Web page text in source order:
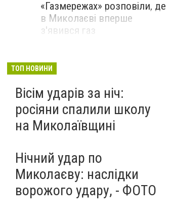
«Газмережах» розповіли, де
в Миколаєві вперше
з'явився газ
Миколаєві 2026: шукаємо
перезавантаження
ПАРТНЕРСЬКИЙ СПЕЦПРОЄКТ
ТОП НОВИНИ
Вісім ударів за ніч:
росіяни спалили школу
на Миколаївщині
Нічний удар по
Миколаєву: наслідки
ворожого удару, - ФОТО